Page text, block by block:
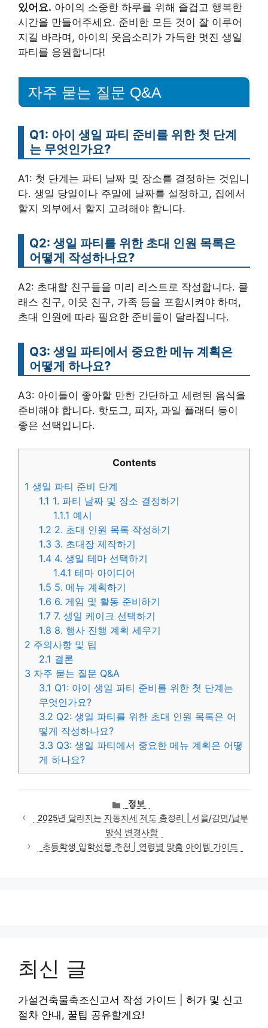
있어요. 아이의 소중한 하루를 위해 즐겁고 행복한
시간을 만들어주세요. 준비한 모든 것이 잘 이루어
지길 바라며, 아이의 웃음소리가 가득한 멋진 생일
파티를 응원합니다!
자주 묻는 질문 Q&A
Q1: 아이 생일 파티 준비를 위한 첫 단계
는 무엇인가요?
A1: 첫 단계는 파티 날짜 및 장소를 결정하는 것입니
다. 생일 당일이나 주말에 날짜를 설정하고, 집에서
할지 외부에서 할지 고려해야 합니다.
Q2: 생일 파티를 위한 초대 인원 목록은
어떻게 작성하나요?
A2: 초대할 친구들을 미리 리스트로 작성합니다. 클
래스 친구, 이웃 친구, 가족 등을 포함시켜야 하며,
초대 인원에 따라 필요한 준비물이 달라집니다.
Q3: 생일 파티에서 중요한 메뉴 계획은
어떻게 하나요?
A3: 아이들이 좋아할 만한 간단하고 세련된 음식을
준비해야 합니다. 핫도그, 피자, 과일 플래터 등이
좋은 선택입니다.
Contents
1 생일 파티 준비 단계
1.1 1. 파티 날짜 및 장소 결정하기
1.1.1 예시
1.2 2. 초대 인원 목록 작성하기
1.3 3. 초대장 제작하기
1.4 4. 생일 테마 선택하기
1.4.1 테마 아이디어
1.5 5. 메뉴 계획하기
1.6 6. 게임 및 활동 준비하기
1.7 7. 생일 케이크 선택하기
1.8 8. 행사 진행 계획 세우기
2 주의사항 및 팁
2.1 결론
3 자주 묻는 질문 Q&A
3.1 Q1: 아이 생일 파티 준비를 위한 첫 단계는
무엇인가요?
3.2 Q2: 생일 파티를 위한 초대 인원 목록은 어
떻게 작성하나요?
3.3 Q3: 생일 파티에서 중요한 메뉴 계획은 어떻
게 하나요?
카
테
고
리
정보
2025년 달라지는 자동차세 제도 총정리 | 세율/감면/납부
방식 변경사항
초등학생 입학선물 추천 | 연령별 맞춤 아이템 가이드
최신 글
가설건축물축조신고서 작성 가이드 | 허가 및 신고
절차 안내, 꿀팁 공유할게요!